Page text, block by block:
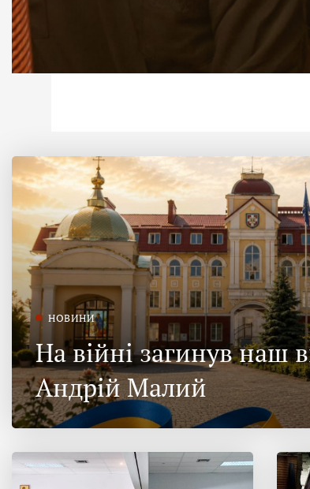
НОВИНИ
На війні загинув наш
Андрій Малий